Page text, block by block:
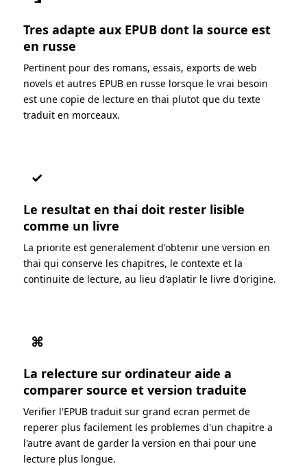
Tres adapte aux EPUB dont la source est
en russe
Pertinent pour des romans, essais, exports de web
novels et autres EPUB en russe lorsque le vrai besoin
est une copie de lecture en thai plutot que du texte
traduit en morceaux.
✓
Le resultat en thai doit rester lisible
comme un livre
La priorite est generalement d'obtenir une version en
thai qui conserve les chapitres, le contexte et la
continuite de lecture, au lieu d'aplatir le livre d'origine.
⌘
La relecture sur ordinateur aide a
comparer source et version traduite
Verifier l'EPUB traduit sur grand ecran permet de
reperer plus facilement les problemes d'un chapitre a
l'autre avant de garder la version en thai pour une
lecture plus longue.